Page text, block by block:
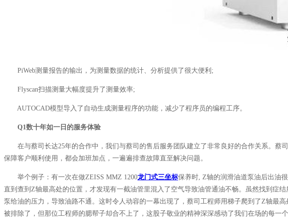
PiWeb测量报告的输出，为测量数据的统计、分析提供了很大便利;
Flyscan扫描测量大幅度提升了测量效率;
AUTOCAD模型导入了自动生成测量程序的功能，减少了程序员的编程工序。
Q1数十年如一日的服务体验
在与蔡司长达25年的合作中，我们与蔡司的售后服务团队建立了非常良好的合作关系。蔡
保障客户顺利使用，都会加班加点，一遍遍排查故障直至解决问题。
举个例子：有一次在做ZEISS MMZ 1200龙门式三坐标保养时, Z轴的润滑油道泵油后出油
直到查到Z轴最高处的位置，才发现有一截油管里混入了空气导致油管通油不畅。虽然找到症
泵给油的压力，导致油路不通。这时令人动容的一幕出现了，蔡司工程师用梯子爬到了Z轴最
被排除了，但那位工程师的腮帮子却合不上了，这股子敬业的精神深深感动了我们在场的每一